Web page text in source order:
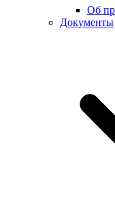
Об
Документы